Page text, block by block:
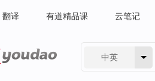
翻译 有道精品课 云笔记
中英